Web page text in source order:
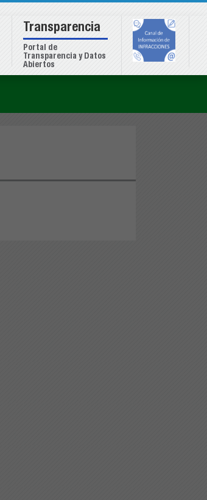
Transparencia
Portal de
Transparencia y Datos
Abiertos